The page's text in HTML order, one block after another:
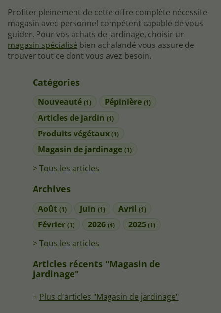
Catégories
Nouveauté (1) Pépinière(1)
Articles de jardin (1)
Produits végétaux (1)
Magasin de jardinage (1)
Tous les articles
Archives
Août (1) Juin(1) Avril(1)
Février (1) 2026(4) 2025(1)
Tous les articles
Articles récents "Magasin de
jardinage"
Plus d'articles "Magasin de jardinage"
Profiter pleinement de cette offre complète nécessite
magasin avec personnel compétent capable de vous
guider. Pour vos achats de jardinage, choisir un
magasin spécialisé bien achalandé vous assure de
trouver tout ce dont vous avez besoin.